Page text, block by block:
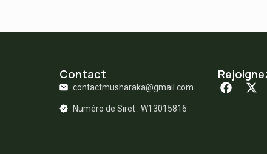
Contact
contactmusharaka@gmail.com
Numéro de Siret : W13015816